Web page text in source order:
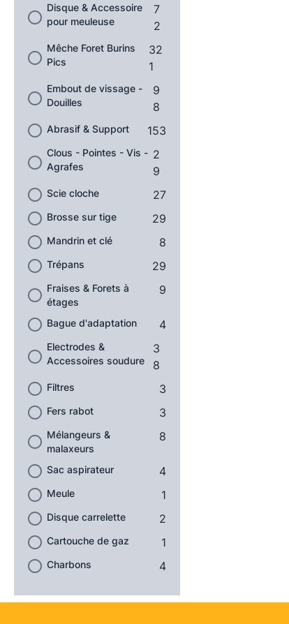
Disque & Accessoire
pour meuleuse
7
2
Mêche Foret Burins
Pics
32
1
Embout de vissage -
Douilles
9
8
Abrasif & Support 153
Clous - Pointes - Vis -
Agrafes
2
9
Scie cloche 27
Brosse sur tige 29
Mandrin et clé 8
Trépans 29
Fraises & Forets à
étages
9
Bague d'adaptation 4
Electrodes &
Accessoires soudure
3
8
Filtres 3
Fers rabot 3
Mélangeurs &
malaxeurs
8
Sac aspirateur 4
Meule 1
Disque carrelette 2
Cartouche de gaz 1
Charbons 4